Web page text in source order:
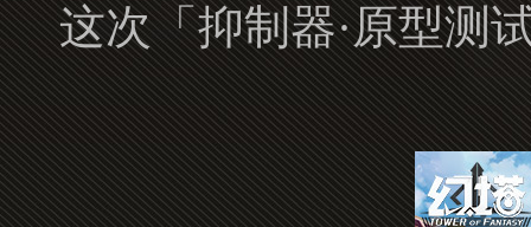
这次「抑制器·原型测